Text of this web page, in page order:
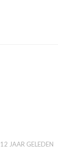
12 JAAR GELEDEN